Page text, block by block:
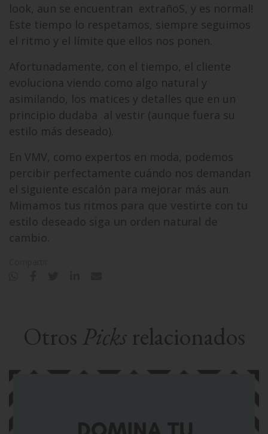
look, aun se encuentran extrañoS, y es normal!
Este tiempo lo respetamos, siempre seguimos
el ritmo y el límite que ellos nos ponen.
Afortunadamente, con el tiempo, el cliente
evoluciona viendo como algo natural y
asimilando, los matices y detalles que en un
principio dudaba al vestir (aunque fuera su
estilo más deseado).
En VMV, como expertos en moda, podemos
percibir perfectamente cuándo nos demandan
el siguiente escalón para mejorar más aun.
OtrosPicksrelacionados